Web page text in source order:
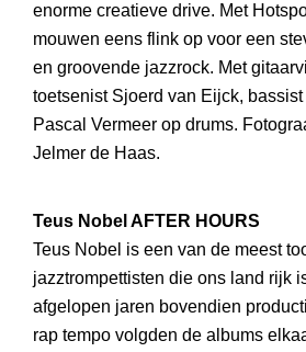
enorme creatieve drive. Met
mouwen eens flink op voor een
en groovende jazzrock. Met
toetsenist Sjoerd van Eijck,
Pascal Vermeer op drums.
Jelmer de Haas.
Teus Nobel AFTER HOURS
Teus Nobel is een van de meest
jazztrompettisten die ons land rijk
afgelopen jaren bovendien
rap tempo volgden de albums